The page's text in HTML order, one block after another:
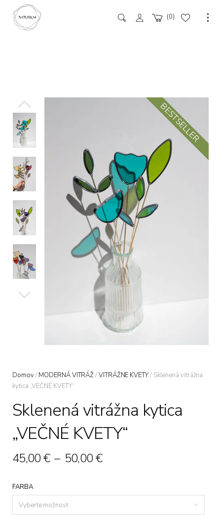
0
BESTSELLER
Domov/MODERNÁ VITRÁŽ/VITRÁŽNE KVETY/ Sklenená vitrážna
kytica „VEČNÉ KVETY“
Sklenená vitrážna kytica
„VEČNÉ KVETY“
45,00€ – 50,00€
FARBA
Vyberte možnosť